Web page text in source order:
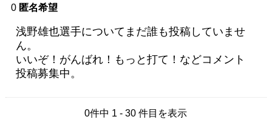
0 匿名希望
浅野雄也選手についてまだ誰も投稿していませ
ん。
いいぞ！がんばれ！もっと打て！などコメント
投稿募集中。
0件中 1 - 30 件目を表示